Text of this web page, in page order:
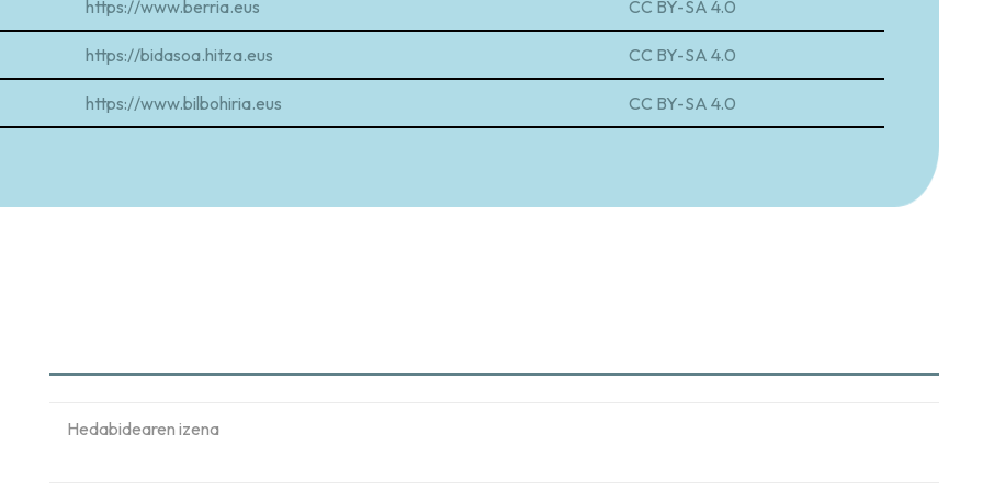
https://www.berria.eus CC BY-SA 4.0
https://bidasoa.hitza.eus CC BY-SA 4.0
https://www.bilbohiria.eus CC BY-SA 4.0
https://euskalerriairratia.eus